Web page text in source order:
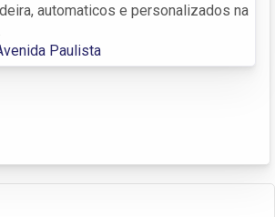
automaticos e personalizados na
Paulista